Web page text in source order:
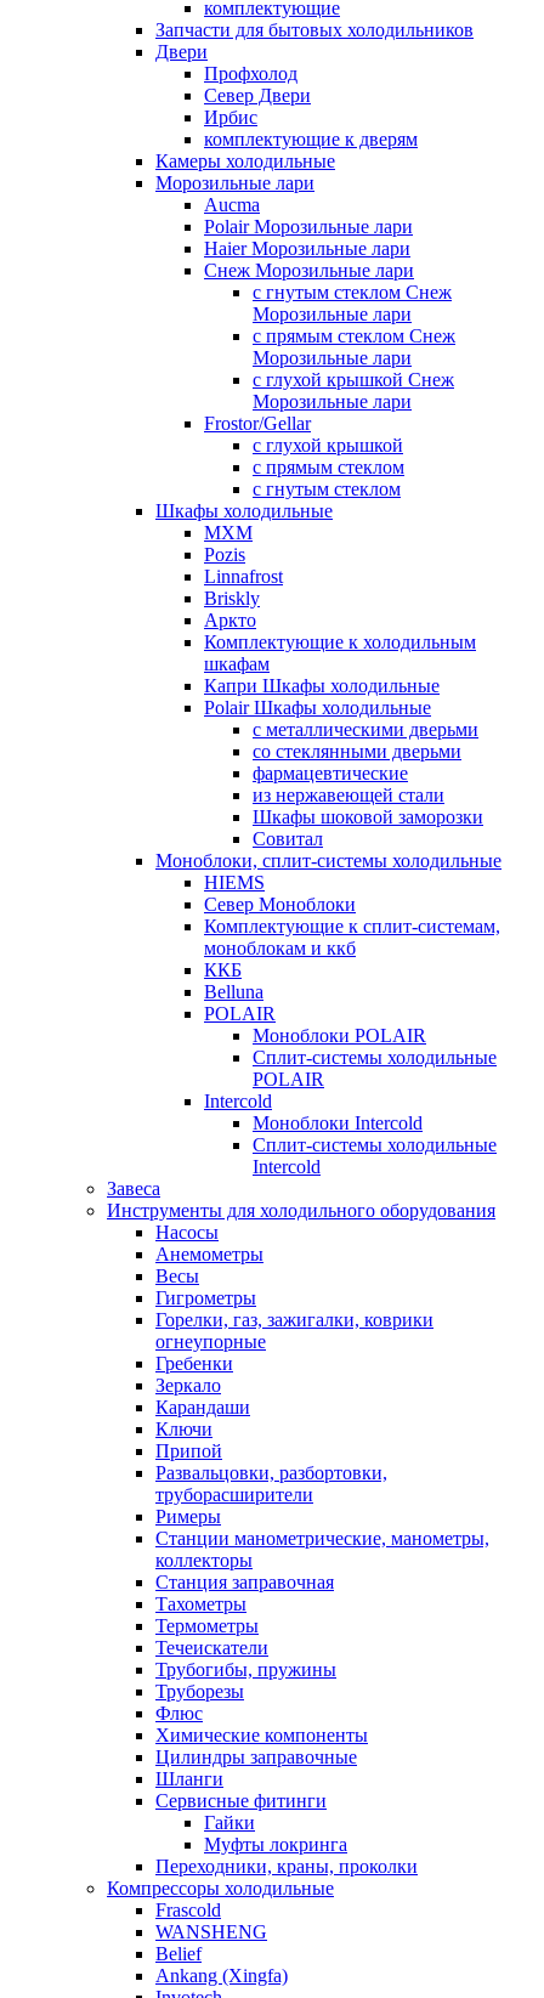
комплектующие
Запчасти для бытовых холодильников
Двери
Профхолод
Север Двери
Ирбис
комплектующие к дверям
Камеры холодильные
Морозильные лари
Aucma
Polair Морозильные лари
Haier Морозильные лари
Снеж Морозильные лари
с гнутым стеклом Снеж
Морозильные лари
с прямым стеклом Снеж
Морозильные лари
с глухой крышкой Снеж
Морозильные лари
Frostor/Gellar
с глухой крышкой
с прямым стеклом
с гнутым стеклом
Шкафы холодильные
МХМ
Pozis
Linnafrost
Briskly
Аркто
Комплектующие к холодильным
шкафам
Капри Шкафы холодильные
Polair Шкафы холодильные
с металлическими дверьми
со стеклянными дверьми
фармацевтические
из нержавеющей стали
Шкафы шоковой заморозки
Совитал
Моноблоки, сплит-системы холодильные
HIEMS
Север Моноблоки
Комплектующие к сплит-системам,
моноблокам и ккб
ККБ
Belluna
POLAIR
Моноблоки POLAIR
Сплит-системы холодильные
POLAIR
Intercold
Моноблоки Intercold
Сплит-системы холодильные
Intercold
Завеса
Инструменты для холодильного оборудования
Насосы
Анемометры
Весы
Гигрометры
Горелки, газ, зажигалки, коврики
огнеупорные
Гребенки
Зеркало
Карандаши
Ключи
Припой
Развальцовки, разбортовки,
труборасширители
Римеры
Станции манометрические, манометры,
коллекторы
Станция заправочная
Тахометры
Термометры
Течеискатели
Трубогибы, пружины
Труборезы
Флюс
Химические компоненты
Цилиндры заправочные
Шланги
Сервисные фитинги
Гайки
Муфты локринга
Переходники, краны, проколки
Компрессоры холодильные
Frascold
WANSHENG
Belief
Ankang (Xingfa)